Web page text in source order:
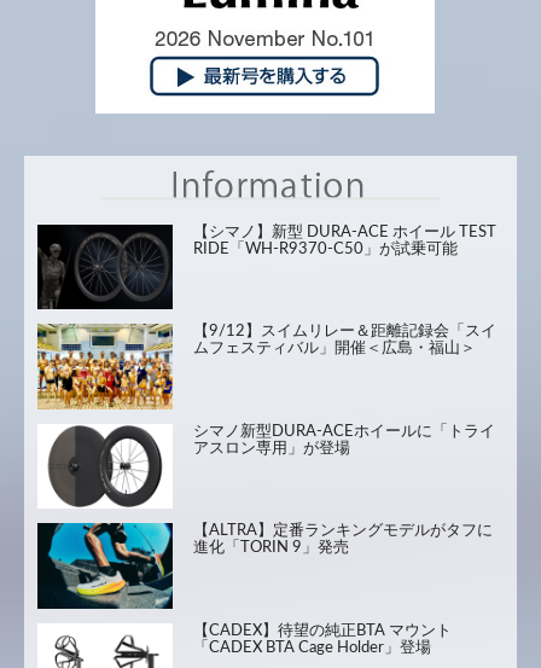
【シマノ】新型 DURA-ACE ホイール TEST
RIDE「WH-R9370-C50」が試乗可能
【9/12】スイムリレー＆距離記録会「スイ
ムフェスティバル」開催＜広島・福山＞
シマノ新型DURA-ACEホイールに「トライ
アスロン専用」が登場
【ALTRA】定番ランキングモデルがタフに
進化「TORIN 9」発売
【CADEX】待望の純正BTA マウント
「CADEX BTA Cage Holder」登場